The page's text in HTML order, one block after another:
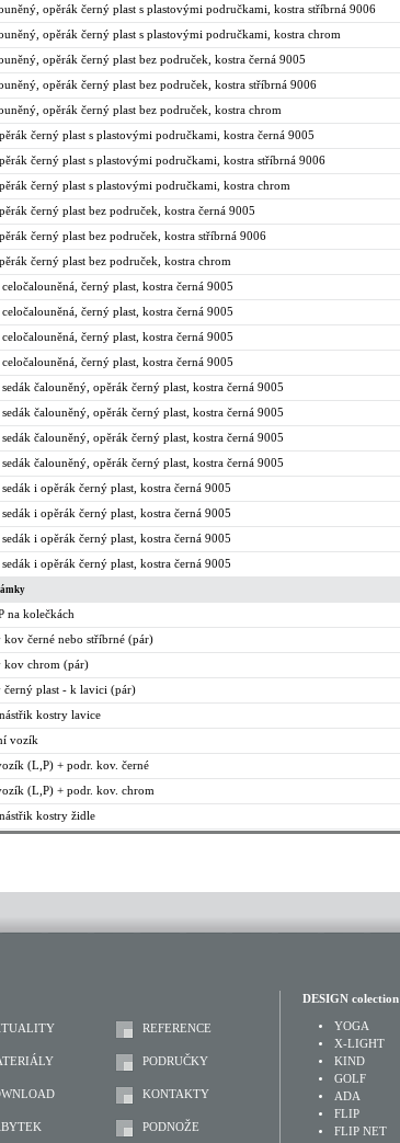
opěrák černý plast s plastovými područkami, kostra stříbrná 9006
opěrák černý plast s plastovými područkami, kostra chrom
opěrák černý plast bez područek, kostra černá 9005
opěrák černý plast bez područek, kostra stříbrná 9006
opěrák černý plast bez područek, kostra chrom
černý plast s plastovými područkami, kostra černá 9005
černý plast s plastovými područkami, kostra stříbrná 9006
černý plast s plastovými područkami, kostra chrom
černý plast bez područek, kostra černá 9005
černý plast bez područek, kostra stříbrná 9006
černý plast bez područek, kostra chrom
černý plast, kostra černá 9005
černý plast, kostra černá 9005
černý plast, kostra černá 9005
černý plast, kostra černá 9005
čalouněný, opěrák černý plast, kostra černá 9005
čalouněný, opěrák černý plast, kostra černá 9005
čalouněný, opěrák černý plast, kostra černá 9005
čalouněný, opěrák černý plast, kostra černá 9005
i opěrák černý plast, kostra černá 9005
i opěrák černý plast, kostra černá 9005
i opěrák černý plast, kostra černá 9005
i opěrák černý plast, kostra černá 9005
na kolečkách
černé nebo stříbrné (pár)
kov chrom (pár)
černý plast - k lavici (pár)
kostry lavice
vozík
(L,P) + podr. kov. černé
(L,P) + podr. kov. chrom
kostry židle
REFERENCE
PODRUČKY
KONTAKTY
PODNOŽE
DESIGN colection
YOGA
X-LIGHT
KIND
GOLF
ADA
FLIP
FLIP NET